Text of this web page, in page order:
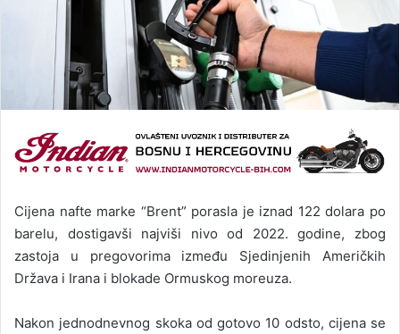
Cijena nafte marke “Brent” porasla je iznad 122 dolara po
barelu, dostigavši najviši nivo od 2022. godine, zbog
zastoja u pregovorima između Sjedinjenih Američkih
Država i Irana i blokade Ormuskog moreuza.
Nakon jednodnevnog skoka od gotovo 10 odsto, cijena se